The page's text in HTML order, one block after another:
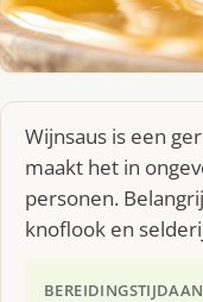
Wijnsaus is een
maakt het in
personen.
knoflook en
BEREIDINGSTIJD